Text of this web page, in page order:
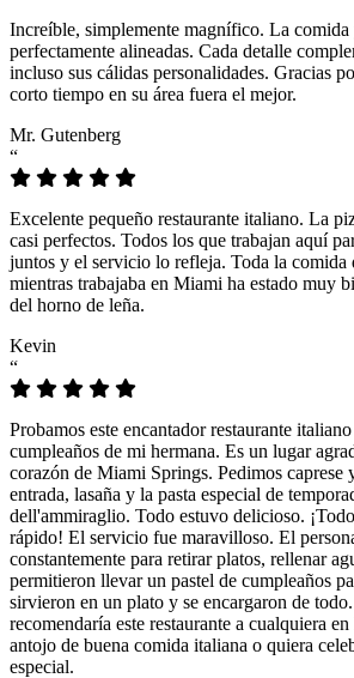
Increíble, simplemente magnífico. La
perfectamente alineadas. Cada detalle
incluso sus cálidas personalidades. Gracias
corto tiempo en su área fuera el mejor.
Mr. Gutenberg
“
Excelente pequeño restaurante italiano. La
casi perfectos. Todos los que trabajan aquí
juntos y el servicio lo refleja. Toda la comida
mientras trabajaba en Miami ha estado muy
del horno de leña.
Kevin
“
Probamos este encantador restaurante
cumpleaños de mi hermana. Es un lugar
corazón de Miami Springs. Pedimos caprese
entrada, lasaña y la pasta especial de
dell'ammiraglio. Todo estuvo delicioso.
rápido! El servicio fue maravilloso. El
constantemente para retirar platos, rellenar
permitieron llevar un pastel de cumpleaños
sirvieron en un plato y se encargaron de
recomendaría este restaurante a cualquiera
antojo de buena comida italiana o quiera
especial.